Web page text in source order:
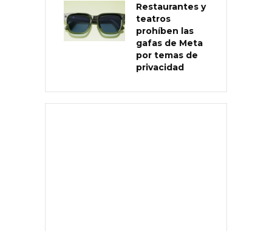
Restaurantes y
teatros
prohíben las
gafas de Meta
por temas de
privacidad